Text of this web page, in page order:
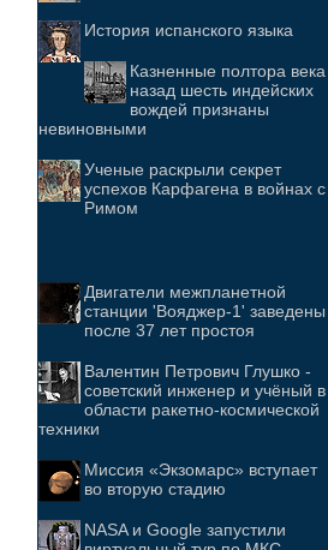
История испанского языка
Казненные полтора века
назад шесть индейских
вождей признаны
невиновными
Ученые раскрыли секрет
успехов Карфагена в войнах с
Римом
Двигатели межпланетной
станции 'Вояджер-1' заведены
после 37 лет простоя
Валентин Петрович Глушко -
советский инженер и учёный в
области ракетно-космической
техники
Миссия «Экзомарс» вступает
во вторую стадию
NASA и Google запустили